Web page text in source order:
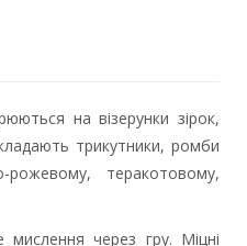
на візерунки зірок,
трикутники, ромби
теракотовому,
через гру. Міцні